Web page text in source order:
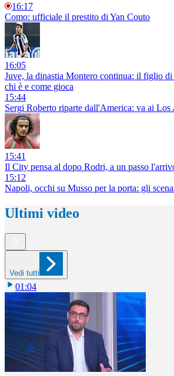
16:17
Como: ufficiale il prestito di Yan Couto
16:05
Juve, la dinastia Montero continua: il figlio
chi è e come gioca
15:44
Sergi Roberto riparte dall'America: va ai Los
15:41
Il City pensa al dopo Rodri, a un passo
15:12
Napoli, occhi su Musso per la porta: gli
Ultimi video
Vedi tutti
01:04